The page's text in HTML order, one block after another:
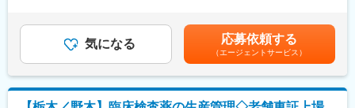
培養する際は患者様自身の皮膚皮下脂肪の細胞を培養加工施設に
て培養増殖しています。
患者様ご自身の細胞を用いるため拒絶反応／アレルギーのリスク
・安全性と保管方法
ブ有(試用期間明けより支給)賃金はあくまでも目安の金額であり、
選考を通じて上下する可能性があります。月給(月額)は固定手当を
含めた表記です。
気になる 応募依頼する
（エージェントサービス）